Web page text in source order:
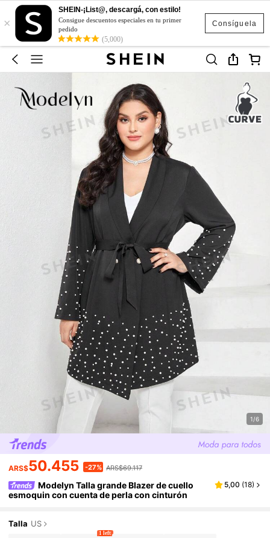
Consíguela
×
SHEIN-¡List@, descargá, con estilo!
Consigue descuentos especiales en tu primer
pedido
(5,000)
1/6
ARS$50.455 -27% ARS$69.117
Modelyn Talla grande Blazer de cuello
esmoquin con cuenta de perla con cinturón
5,00 (18)
Talla US
1 left